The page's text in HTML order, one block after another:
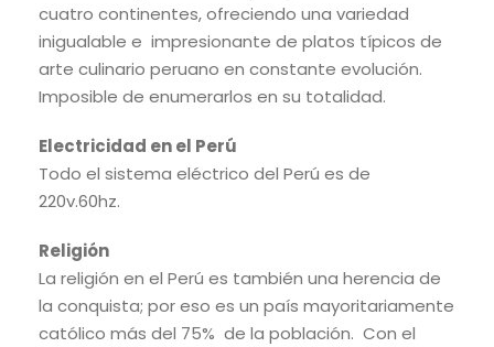
cuatro continentes, ofreciendo una variedad
inigualable e impresionante de platos típicos de
arte culinario peruano en constante evolución.
Imposible de enumerarlos en su totalidad.
Electricidad en el Perú
Todo el sistema eléctrico del Perú es de
220v.60hz.
Religión
La religión en el Perú es también una herencia de
la conquista; por eso es un país mayoritariamente
católico más del 75% de la población. Con el